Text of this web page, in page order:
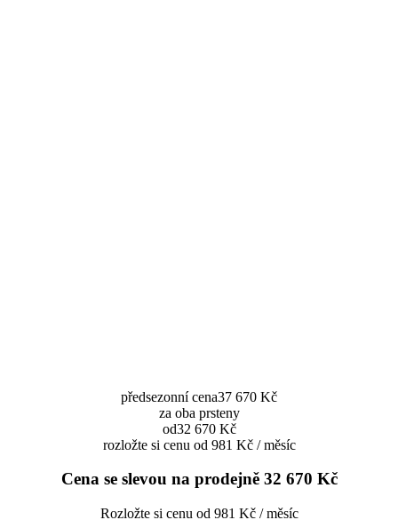
předsezonní cena37 670 Kč
za oba prsteny
od32 670 Kč
rozložte si cenu od 981 Kč / měsíc
Cena se slevou na prodejně 32 670 Kč
Rozložte si cenu od 981 Kč / měsíc